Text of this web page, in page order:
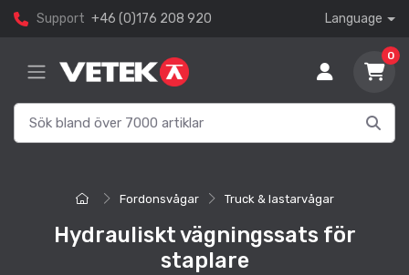
Support +46 (0)176 208 920 Language
0
Fordonsvågar Truck & lastarvågar
Hydrauliskt vägningssats för
staplare